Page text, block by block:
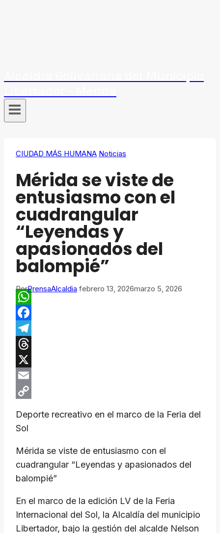
CIUDAD MÁS HUMANA Noticias
Mérida se viste de
entusiasmo con el
cuadrangular
“Leyendas y
apasionados del
balompié”
PorPrensaAlcaldia febrero 13, 2026marzo 5, 2026
WhatsApp
Facebook
Telegram
Threads
X
Email
Link
Deporte recreativo en el marco de la Feria del
Sol
Mérida se viste de entusiasmo con el
cuadrangular “Leyendas y apasionados del
balompié”
En el marco de la edición LV de la Feria
Internacional del Sol, la Alcaldía del municipio
Libertador, bajo la gestión del alcalde Nelson